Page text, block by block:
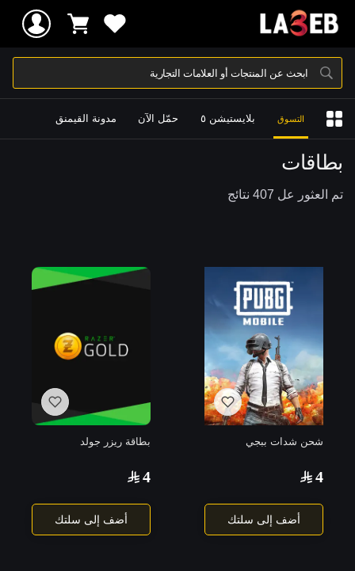
ابحث عن المنتجات أو العلامات التجارية
التسوق بلايستيشن ٥ حمّل الآن مدونة القيمنق
بطاقات
تم العثور عل 407 نتائج
شحن شدات ببجي
4
أضف إلى سلتك
بطاقة ريزر جولد
4
أضف إلى سلتك